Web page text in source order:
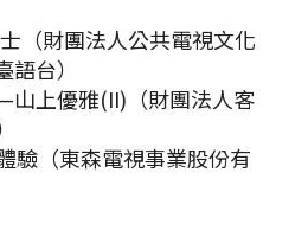
（財團法人公共電視文化
台）
山上優雅(II)（財團法人客
驗（東森電視事業股份有